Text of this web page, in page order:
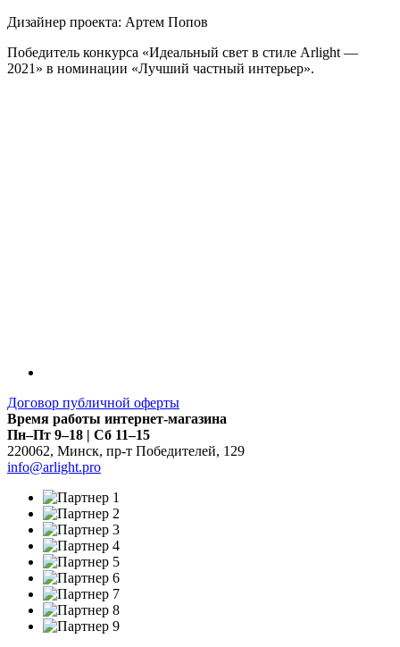
Дизайнер проекта: Артем Попов
Победитель конкурса «Идеальный свет в стиле Arlight —
2021» в номинации «Лучший частный интерьер».
Договор публичной оферты
Время работы интернет-магазина
Пн–Пт 9–18 | Сб 11–15
220062, Минск, пр-т Победителей, 129
info@arlight.pro